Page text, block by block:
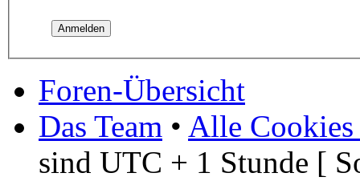
Foren-Übersicht
Das Team • Alle Cookies
sind UTC + 1 Stunde [